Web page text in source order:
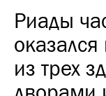
Риады
из трех